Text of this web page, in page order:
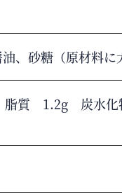
、砂糖（原材料
質 1.2g 炭水